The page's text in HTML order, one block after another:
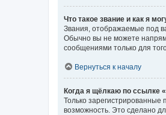
Что такое звание и как я
Звания, отображаемые под
Обычно вы не можете
сообщениями только для
Вернуться к началу
Когда я щёлкаю по ссылке
Только
возможность. Это сделано